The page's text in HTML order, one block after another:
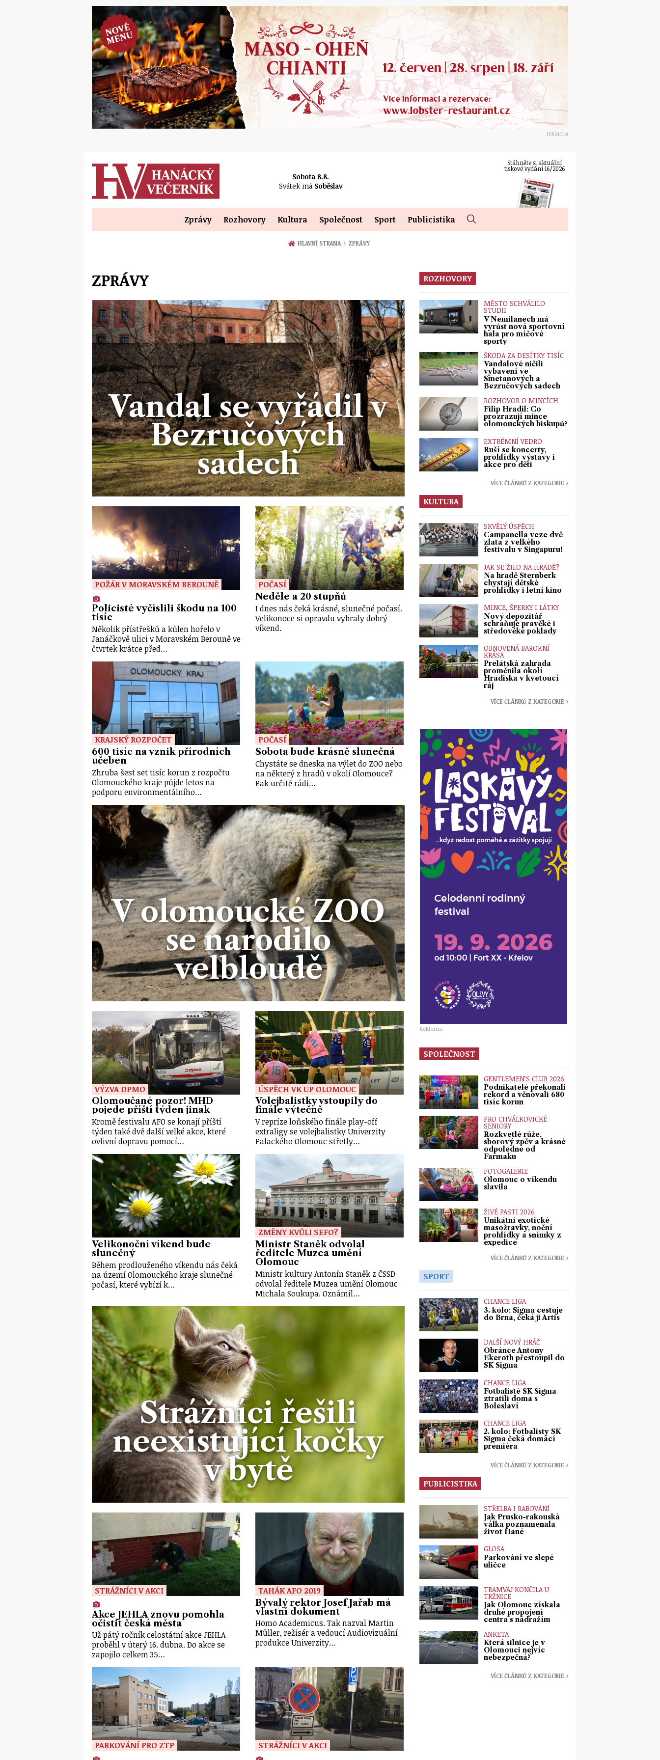
reklama
Sobota 8.8.
Svátek má Soběslav
Stáhněte si aktuální
tiskové vydání 16/2026
Zprávy Rozhovory Kultura Společnost Sport Publicistika
HLAVNÍ STRANA › ZPRÁVY
ZPRÁVY
Vandal se vyřádil v
Bezručových
sadech
POŽÁR V MORAVSKÉM BEROUNĚ
Policisté vyčíslili škodu na 100
tisíc
Několik přístřešků a kůlen hořelo v
Janáčkově ulici v Moravském Berouně ve
čtvrtek krátce před…
POČASÍ
Neděle a 20 stupňů
I dnes nás čeká krásné, slunečné počasí.
Velikonoce si opravdu vybraly dobrý
víkend.
KRAJSKÝ ROZPOČET
600 tisíc na vznik přírodních
učeben
Zhruba šest set tisíc korun z rozpočtu
Olomouckého kraje půjde letos na
podporu environmentálního…
POČASÍ
Sobota bude krásně slunečná
Chystáte se dneska na výlet do ZOO nebo
na některý z hradů v okolí Olomouce?
Pak určitě rádi…
V olomoucké ZOO
se narodilo
velbloudě
VÝZVA DPMO
Olomoučané pozor! MHD
pojede příští týden jinak
Kromě festivalu AFO se konají příští
týden také dvě další velké akce, které
ovlivní dopravu pomocí…
ÚSPĚCH VK UP OLOMOUC
Volejbalistky vstoupily do
finále výtečně
V repríze loňského finále play-off
extraligy se volejbalistky Univerzity
Palackého Olomouc střetly…
Velikonoční víkend bude
slunečný
Během prodlouženého víkendu nás čeká
na území Olomouckého kraje slunečné
počasí, které vybízí k…
ZMĚNY KVŮLI SEFO?
Ministr Staněk odvolal
ředitele Muzea umění
Olomouc
Ministr kultury Antonín Staněk z ČSSD
odvolal ředitele Muzea umění Olomouc
Michala Soukupa. Oznámil…
Strážníci řešili
neexistující kočky
v bytě
STRÁŽNÍCI V AKCI
Akce JEHLA znovu pomohla
očistit česká města
Už pátý ročník celostátní akce JEHLA
proběhl v úterý 16. dubna. Do akce se
zapojilo celkem 35…
TAHÁK AFO 2019
Bývalý rektor Josef Jařab má
vlastní dokument
Homo Academicus. Tak nazval Martin
Müller, režisér a vedoucí Audiovizuální
produkce Univerzity…
PARKOVÁNÍ PRO ZTP STRÁŽNÍCI V AKCI
ROZHOVORY
MĚSTO SCHVÁLILO
STUDII
V Nemilanech má
vyrůst nová sportovní
hala pro míčové
sporty
ŠKODA ZA DESÍTKY TISÍC
Vandalové ničili
vybavení ve
Smetanových a
Bezručových sadech
ROZHOVOR O MINCÍCH
Filip Hradil: Co
prozrazují mince
olomouckých biskupů?
EXTRÉMNÍ VEDRO
Ruší se koncerty,
prohlídky výstavy i
akce pro děti
VÍCE ČLÁNKŮ Z KATEGORIE ›
KULTURA
SKVĚLÝ ÚSPĚCH
Campanella veze dvě
zlata z velkého
festivalu v Singapuru!
JAK SE ŽILO NA HRADĚ?
Na hradě Šternberk
chystají dětské
prohlídky i letní kino
MINCE, ŠPERKY I LÁTKY
Nový depozitář
schraňuje pravěké i
středověké poklady
OBNOVENÁ BAROKNÍ
KRÁSA
Prelátská zahrada
proměnila okolí
Hradiska v kvetoucí
ráj
VÍCE ČLÁNKŮ Z KATEGORIE ›
Reklama
SPOLEČNOST
GENTLEMEN’S CLUB 2026
Podnikatelé překonali
rekord a věnovali 680
tisíc korun
PRO CHVÁLKOVICKÉ
SENIORY
Rozkvetlé růže,
sborový zpěv a krásné
odpoledne od
Farmaku
FOTOGALERIE
Olomouc o víkendu
slavila
ŽIVÉ PASTI 2026
Unikátní exotické
masožravky, noční
prohlídky a snímky z
expedice
VÍCE ČLÁNKŮ Z KATEGORIE ›
SPORT
CHANCE LIGA
3. kolo: Sigma cestuje
do Brna, čeká ji Artis
DALŠÍ NOVÝ HRÁČ
Obránce Antony
Ekeroth přestoupil do
SK Sigma
CHANCE LIGA
Fotbalisté SK Sigma
ztratili doma s
Boleslaví
CHANCE LIGA
2. kolo: Fotbalisty SK
Sigma čeká domácí
premiéra
VÍCE ČLÁNKŮ Z KATEGORIE ›
PUBLICISTIKA
STŘELBA I RABOVÁNÍ
Jak Prusko-rakouská
válka poznamenala
život Hané
GLOSA
Parkování ve slepé
uličce
TRAMVAJ KONČILA U
TRŽNICE
Jak Olomouc získala
druhé propojení
centra s nádražím
ANKETA
Která silnice je v
Olomouci nejvíc
nebezpečná?
VÍCE ČLÁNKŮ Z KATEGORIE ›